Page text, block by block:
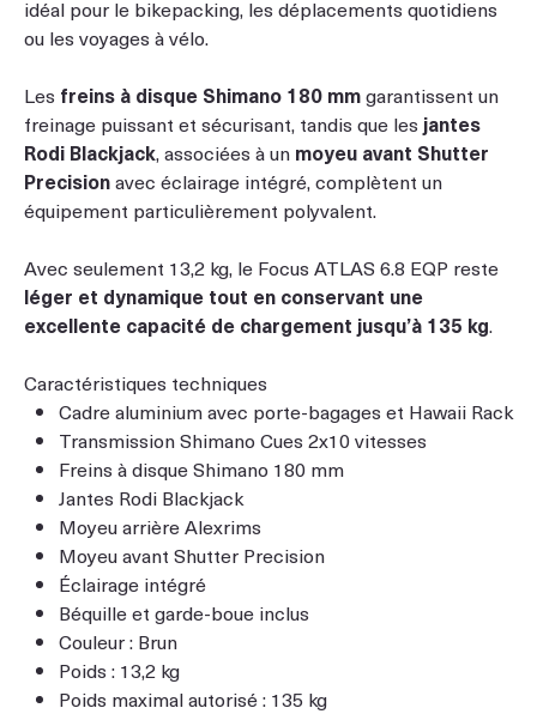
idéal pour le bikepacking, les déplacements quotidiens
ou les voyages à vélo.
Les freins à disque Shimano 180 mmgarantissent un
freinage puissant et sécurisant, tandis que les jantes
Rodi Blackjack, associées à un moyeu avant Shutter
Precisionavec éclairage intégré, complètent un
équipement particulièrement polyvalent.
Avec seulement 13,2 kg, le Focus ATLAS 6.8 EQP reste
léger et dynamique tout en conservant une
excellente capacité de chargement jusqu’à 135 kg.
Caractéristiques techniques
Cadre aluminium avec porte-bagages et Hawaii Rack
Transmission Shimano Cues 2x10 vitesses
Freins à disque Shimano 180 mm
Jantes Rodi Blackjack
Moyeu arrière Alexrims
Moyeu avant Shutter Precision
Éclairage intégré
Béquille et garde-boue inclus
Couleur : Brun
Poids : 13,2 kg
Poids maximal autorisé : 135 kg